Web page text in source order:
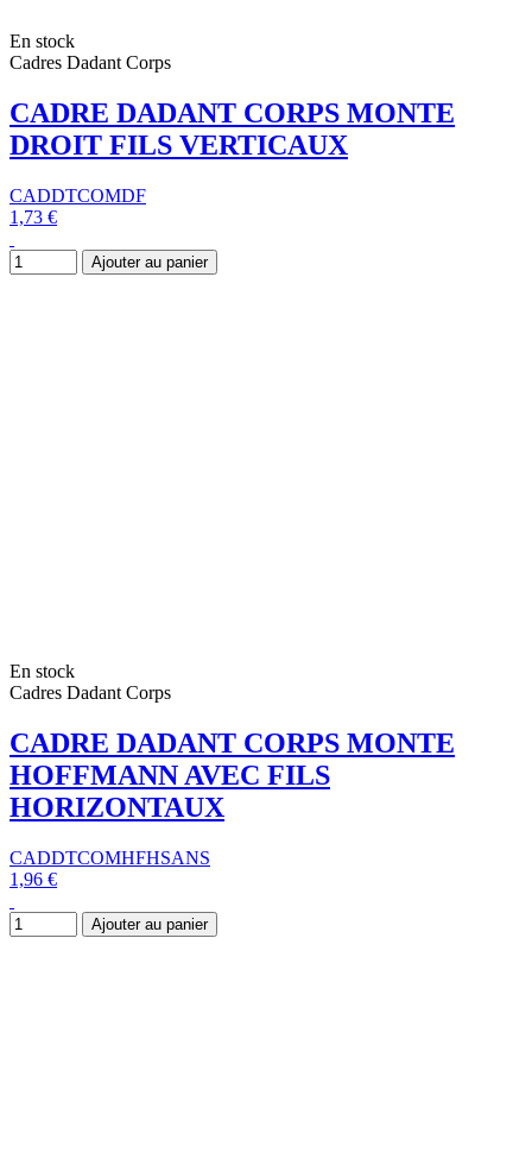
En stock
Cadres Dadant Corps
CADRE DADANT CORPS MONTE
DROIT FILS VERTICAUX
CADDTCOMDF
1,73 €
Ajouter au panier
En stock
Cadres Dadant Corps
CADRE DADANT CORPS MONTE
HOFFMANN AVEC FILS
HORIZONTAUX
CADDTCOMHFHSANS
1,96 €
Ajouter au panier